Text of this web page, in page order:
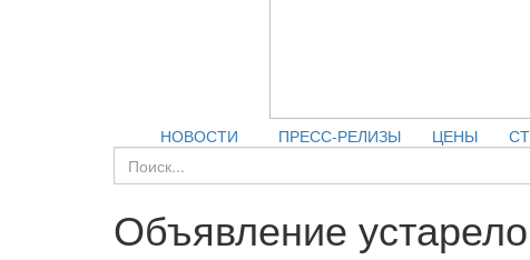
НОВОСТИ ПРЕСС-РЕЛИЗЫ ЦЕНЫ
Объявление